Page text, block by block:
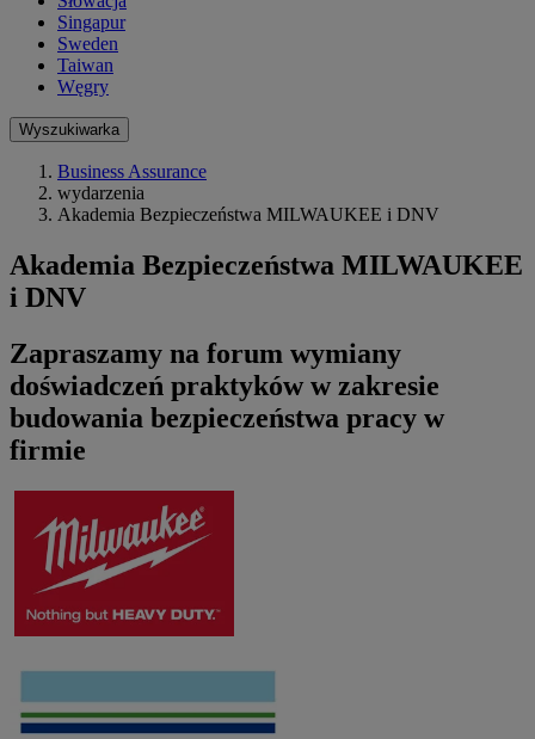
Singapur
Sweden
Taiwan
Węgry
Wyszukiwarka
Business Assurance
wydarzenia
Akademia Bezpieczeństwa MILWAUKEE i DNV
Akademia Bezpieczeństwa MILWAUKEE
i DNV
Zapraszamy na forum wymiany
doświadczeń praktyków w zakresie
budowania bezpieczeństwa pracy w
firmie